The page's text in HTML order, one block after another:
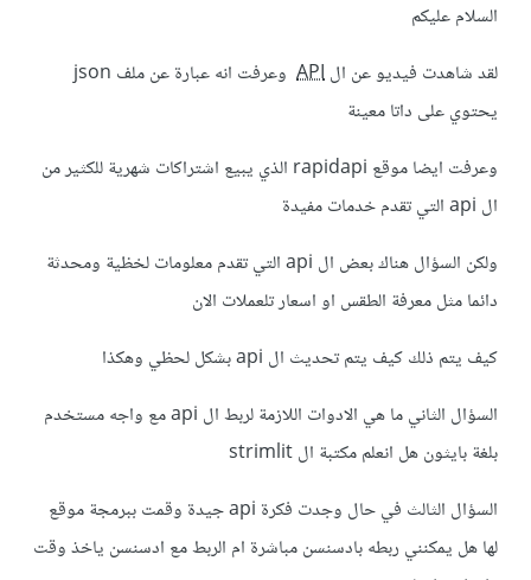
السلام عليكم
لقد شاهدت فيديو عن الAPI
وعرفت انه عبارة عن ملف json
يحتوي على داتا معينة
وعرفت ايضا موقع rapidapi الذي يبيع اشتراكات شهرية للكثير من
ال api التي تقدم خدمات مفيدة
ولكن السؤال هناك بعض ال api التي تقدم معلومات لخظية ومحدثة
دائما مثل معرفة الطقس او اسعار تلعملات الان
كيف يتم ذلك كيف يتم تحديث ال api بشكل لحظي وهكذا
السؤال الثاني ما هي الادوات اللازمة لربط ال api مع واجه مستخدم
بلغة بايثون هل انعلم مكتبة ال strimlit
السؤال الثالث في حال وجدت فكرة api جيدة وقمت ببرمجة موقع
لها هل يمكنني ربطه بادسنسن مباشرة ام الربط مع ادسنسن ياخذ وقت